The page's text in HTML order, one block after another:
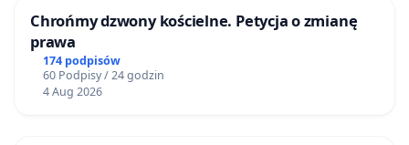
Chrońmy dzwony kościelne. Petycja o zmianę
prawa
174 podpisów
60 Podpisy / 24 godzin
4 Aug 2026